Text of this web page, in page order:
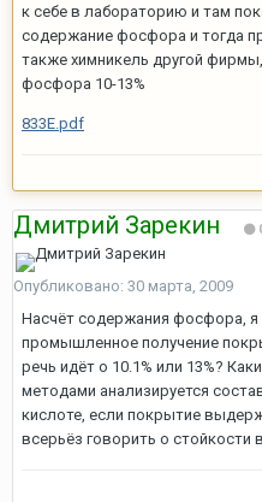
к себе в лабораторию и там
содержание фосфора и тогда
также химникель другой
фосфора 10-13%
833E.pdf
Дмитрий Зарекин
Опубликовано: 30 марта, 2009
Насчёт содержания фосфора,
промышленное получение
речь идёт о 10.1% или 13%?
методами анализируется
кислоте, если покрытие
всерьёз говорить о стойкости